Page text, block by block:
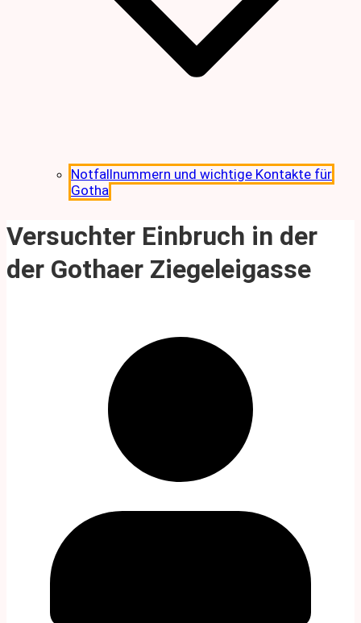
Notfallnummern und wichtige Kontakte für
Gotha
Versuchter Einbruch in der
der Gothaer Ziegeleigasse